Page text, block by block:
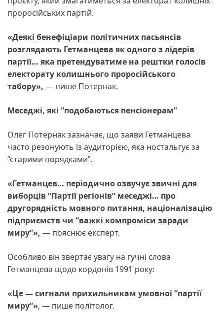
проросійських партій.
«Деякі бенефіціари політичних пасьянсів
розглядають Гетманцева як одного з лідерів
партії… яка претендуватиме на рештки голосів
електорату колишнього проросійського
табору», — пише Потернак.
Меседжі, які “подобаються пенсіонерам”
Олег Потернак зазначає, що заяви Гетманцева
часто резонують із аудиторією, яка ностальгує за
“старими порядками”.
«Гетманцев… періодично озвучує звичні для
виборців “Партії регіонів” меседжі… про
другорядність мовного питання, націоналізацію
підприємств чи “важкі компроміси заради
миру”», — пояснює експерт.
Особливо він звертає увагу на гучні слова
Гетманцева щодо кордонів 1991 року:
«Це — сигнали прихильникам умовної “партії
миру”», — пише політолог.